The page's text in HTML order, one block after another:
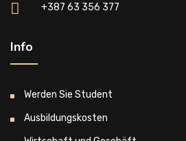
+387 63 356 377
Info
Werden Sie Student
Ausbildungskosten